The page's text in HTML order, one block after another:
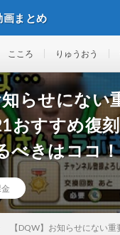
画まとめ
こころ りゅうおう
らせにない
おすすめ復
べきはココ！
【DQW】お知らせにない